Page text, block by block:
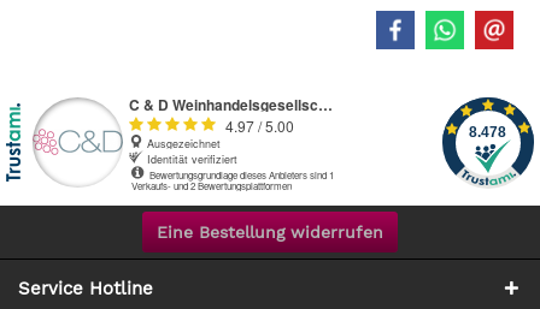
Eine Bestellung widerrufen
Service Hotline